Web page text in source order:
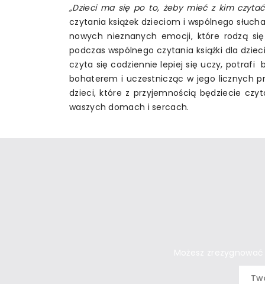
„Dzieci ma się po to, żeby mieć z kim
czytania książek dzieciom i wspólnego
nowych nieznanych emocji, które rodzą
podczas wspólnego czytania książki dla
czyta się codziennie lepiej się uczy, potrafi
bohaterem i uczestnicząc w jego licznych
dzieci, które z przyjemnością będziecie
waszych domach i sercach.